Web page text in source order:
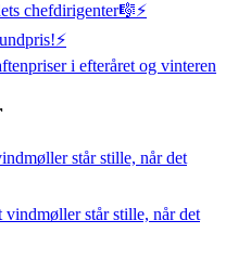
chefdirigenter🎼⚡
i efteråret og vinteren
står stille, når det
vindmøller står stille, når det